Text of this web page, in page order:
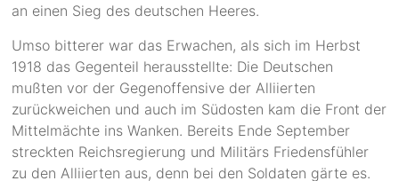
an einen Sieg des deutschen Heeres.
Umso bitterer war das Erwachen, als sich im Herbst
1918 das Gegenteil herausstellte: Die Deutschen
mußten vor der Gegenoffensive der Alliierten
zurückweichen und auch im Südosten kam die Front der
Mittelmächte ins Wanken. Bereits Ende September
streckten Reichsregierung und Militärs Friedensfühler
zu den Alliierten aus, denn bei den Soldaten gärte es.